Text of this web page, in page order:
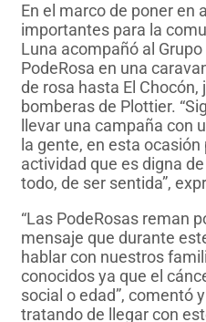
En el marco de poner en
importantes para la
Luna acompañó al
PodeRosa en una
de rosa hasta El Chocón,
bomberas de Plottier.
llevar una campaña con
la gente, en esta
actividad que es digna
todo, de ser sentida”,
“Las PodeRosas reman
mensaje que durante
hablar con nuestros
conocidos ya que el
social o edad”, comentó
tratando de llegar con